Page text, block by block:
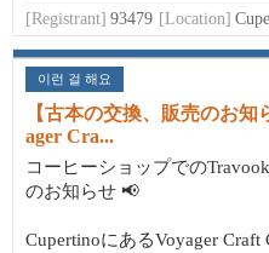
[Registrant] 93479 [Location]
이런 걸 해요
【古本の交換、販売のお知
ager Cra...
コーヒーショップでの
のお知らせ 📢
CupertinoにあるVoyager Craft